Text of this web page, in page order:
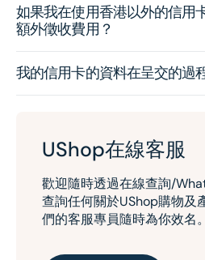
如果我在使用香港以外的信用
額外徵收費用？
我的信用卡的資料在呈交的過
UShop在線客服
歡迎隨時透過在線查詢/
查詢任何關於UShop購物及
們的客服專員隨時為你效名。